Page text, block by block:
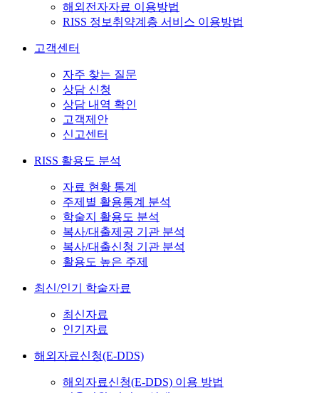
해외전자자료 이용방법
RISS 정보취약계층 서비스 이용방법
고객센터
자주 찾는 질문
상담 신청
상담 내역 확인
고객제안
신고센터
RISS 활용도 분석
자료 현황 통계
주제별 활용통계 분석
학술지 활용도 분석
복사/대출제공 기관 분석
복사/대출신청 기관 분석
활용도 높은 주제
최신/인기 학술자료
최신자료
인기자료
해외자료신청(E-DDS)
해외자료신청(E-DDS) 이용 방법